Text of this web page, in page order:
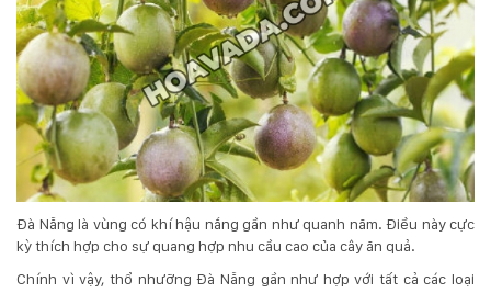
Đà Nẵng là vùng có khí hậu nắng gần như quanh năm. Điều này cực
kỳ thích hợp cho sự quang hợp nhu cầu cao của cây ăn quả.
Chính vì vậy, thổ nhưỡng Đà Nẵng gần như hợp với tất cả các loại